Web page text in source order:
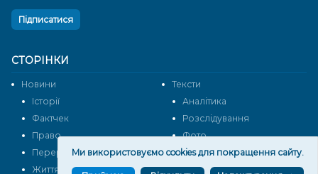
СТОРІНКИ
Новини
Тексти
Історії
Аналітика
Фактчек
Розслідування
Право
Фото
Перерва на каву
Промо
Життя
Блоги
Підписатися
Ми використовуємо cookies для покращення сайту.